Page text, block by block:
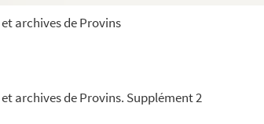
archives de Provins
archives de Provins. Supplément 2
Brie champenoise, aujourd’hui chef-lieu d’ar...
universelle
Ayoul, copie